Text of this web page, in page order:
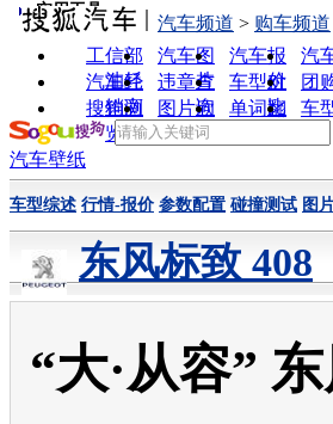
实用工具
工信部
油耗
汽车图
片
汽车报
价
汽
汽车经
销商
违章查
询
车型对
比
团
搜狗浏
览器
图片欣
赏
单词翻
车
汽车频道 > 购车频道
汽车壁纸
车型综述 行情-报价 参数配置 碰撞测试 图
东风标致 408
“大·从容”